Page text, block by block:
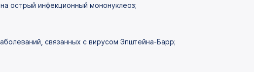
острый инфекционный мононуклеоз;
связанных с вирусом Эпштейна-Барр;